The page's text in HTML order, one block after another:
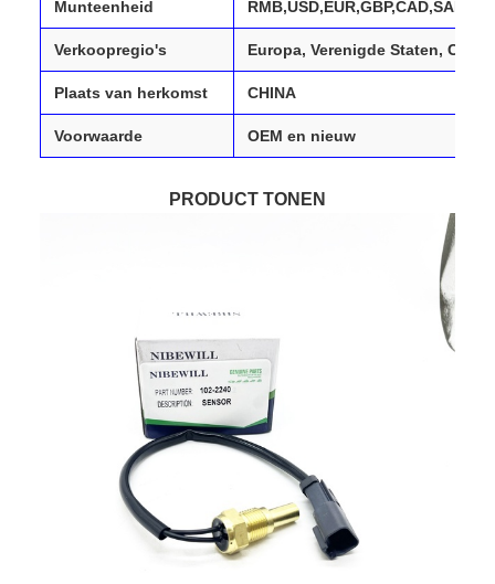
Munteenheid
Verkoopregio's Europa, Verenigde Staten,
Plaats van herkomst CHINA
Voorwaarde OEM en nieuw
PRODUCT TONEN